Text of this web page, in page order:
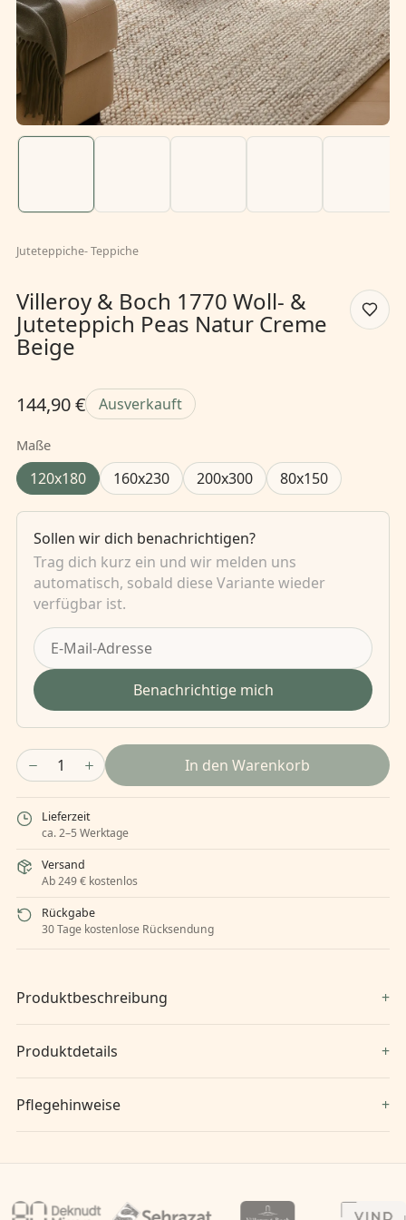
Juteteppiche-Teppiche
Villeroy & Boch 1770 Woll- &
Juteteppich Peas Natur Creme
Beige
144,90 € Ausverkauft
Maße
120x180 160x230 200x300 80x150
Sollen wir dich benachrichtigen?
Trag dich kurz ein und wir melden uns
automatisch, sobald diese Variante wieder
verfügbar ist.
Benachrichtige mich
1 In den Warenkorb
Lieferzeit
ca. 2–5 Werktage
Versand
Ab 249 € kostenlos
Rückgabe
30 Tage kostenlose Rücksendung
Produktbeschreibung
Produktdetails
Pflegehinweise